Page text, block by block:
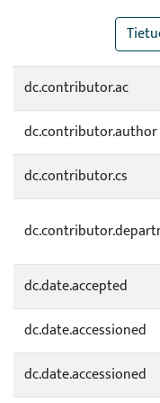
dc.contributor.ac
dc.contributor.author
dc.contributor.cs
dc.date.accepted
dc.date.accessioned
dc.date.accessioned